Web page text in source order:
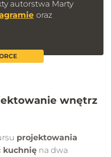
autorstwa Marty
oraz
wnętrz
projektowania
kuchnię na dwa